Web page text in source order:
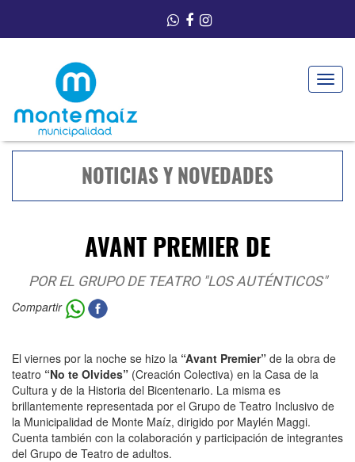
Toggle
NOTICIAS Y NOVEDADES
AVANT PREMIER DE
POR EL GRUPO DE TEATRO "LOS AUTÉNTICOS"
Compartir
El viernes por la noche se hizo la “Avant Premier” de la obra de
teatro “No te Olvides” (Creación Colectiva) en la Casa de la
Cultura y de la Historia del Bicentenario. La misma es
brillantemente representada por el Grupo de Teatro Inclusivo de
la Municipalidad de Monte Maíz, dirigido por Maylén Maggi.
Cuenta también con la colaboración y participación de integrantes
del Grupo de Teatro de adultos.